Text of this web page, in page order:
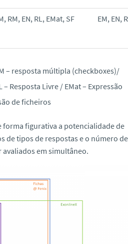
RM, EN, RL, EMat, SF EM, EN,
– resposta múltipla (checkboxes)/
Resposta Livre / EMat – Expressão
de ficheiros
forma figurativa a potencialidade de
de tipos de respostas e o número de
em simultâneo.